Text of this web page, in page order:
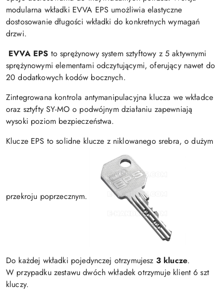
modularna wkładki EVVA EPS umożliwia elastyczne
dostosowanie długości wkładki do konkretnych wymagań
drzwi.
EVVA EPS to sprężynowy system sztyftowy z 5 aktywnymi
sprężynowymi elementami odczytującymi, oferujący nawet do
20 dodatkowych kodów bocznych.
Zintegrowana kontrola antymanipulacyjna klucza we wkładce
oraz sztyfty SY-MO o podwójnym działaniu zapewniają
wysoki poziom bezpieczeństwa.
Klucze EPS to solidne klucze z niklowanego srebra, o dużym
przekroju poprzecznym.
Do każdej wkładki pojedynczej otrzymujesz 3 klucze.
W przypadku zestawu dwóch wkładek otrzymuje klient 6 szt
kluczy.